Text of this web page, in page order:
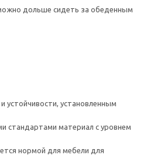
дольше сидеть за обеденным
устойчивости, установленным
стандартами материал с уровнем
нормой для мебели для